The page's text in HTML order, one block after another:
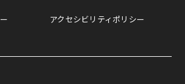
アクセシビリティポリシー